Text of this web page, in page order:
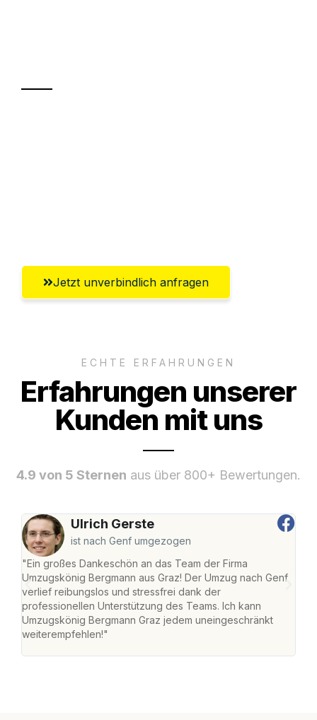
Jetzt unverbindlich anfragen
ECHTE ERFAHRUNGEN
Erfahrungen unserer
Kunden mit uns
4.9 von 5 Sternen aus über 800+ Bewertungen.
Ulrich Gerste
ist nach Genf umgezogen
"Ein großes Dankeschön an das Team der Firma
Umzugskönig Bergmann aus Graz! Der Umzug nach Genf
verlief reibungslos und stressfrei dank der
professionellen Unterstützung des Teams. Ich kann
Umzugskönig Bergmann Graz jedem uneingeschränkt
weiterempfehlen!"